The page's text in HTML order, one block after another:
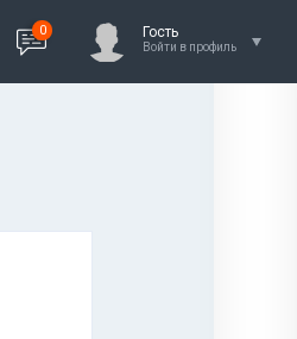
0 Гость
Войти в профиль